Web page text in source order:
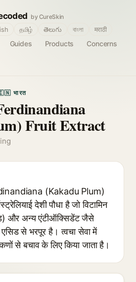
by CureSkin
Guides Products
Concerns
தமிழ் తెలుగు বাংলা मराठी
भारत
Fruit Extract
(Kakadu Plum)
देशी पौधा है जो विटामिन
और अन्य एंटीऑक्सिडेंट जैसे
से भरपूर है। त्वचा सेवा में
से बचाव के लिए किया जाता है।